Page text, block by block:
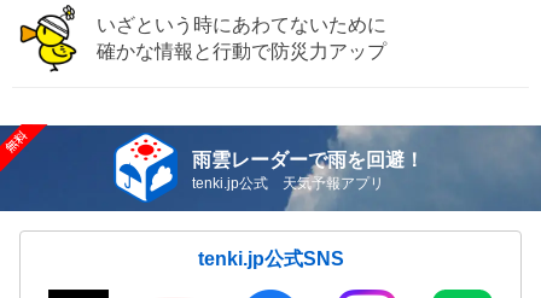
いざという時にあわてないために
確かな情報と行動で防災力アップ
雨雲レーダーで雨を回避！
tenki.jp公式 天気予報アプリ
tenki.jp公式SNS